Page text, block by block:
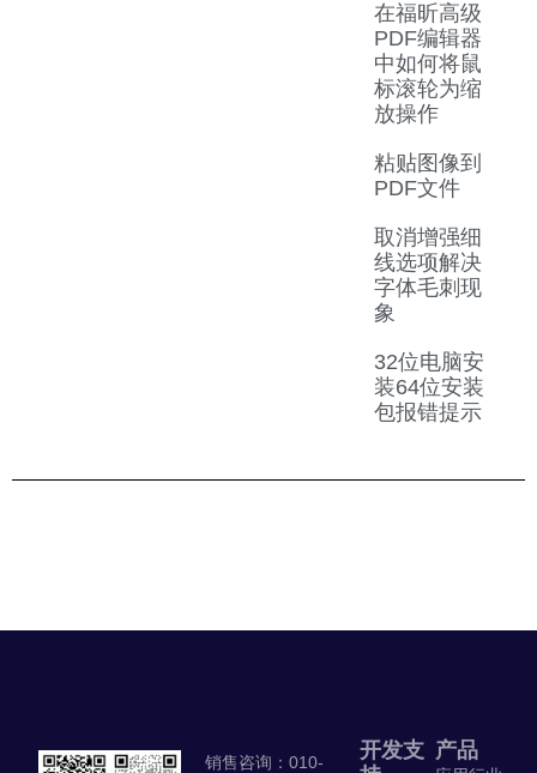
在福昕高级
PDF编辑器
中如何将鼠
标滚轮为缩
放操作
粘贴图像到
PDF文件
取消增强细
线选项解决
字体毛刺现
象
32位电脑安
装64位安装
包报错提示
产品
开发支
销售咨询：010-